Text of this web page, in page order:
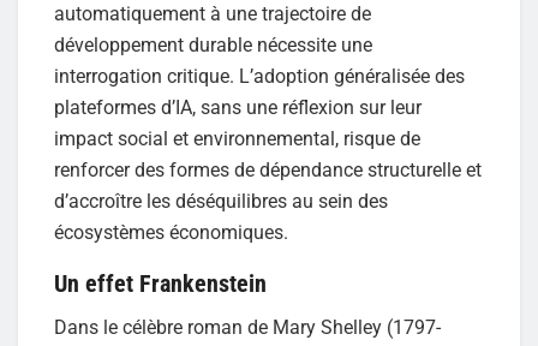
automatiquement à une trajectoire de
développement durable nécessite une
interrogation critique. L’adoption généralisée des
plateformes d’IA, sans une réflexion sur leur
impact social et environnemental, risque de
renforcer des formes de dépendance structurelle et
d’accroître les déséquilibres au sein des
écosystèmes économiques.
Un effet Frankenstein
Dans le célèbre roman de Mary Shelley (1797-